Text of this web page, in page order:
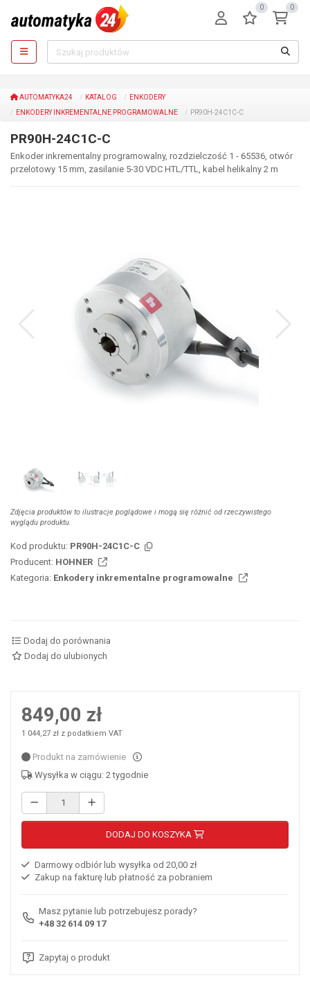
0 0
AUTOMATYKA24 KATALOG
ENKODERY
ENKODERY INKREMENTALNE PROGRAMOWALNE
PR90H-24C1C-C
PR90H-24C1C-C
Enkoder inkrementalny programowalny, rozdzielczość 1 - 65536, otwór
przelotowy 15 mm, zasilanie 5-30 VDC HTL/TTL, kabel helikalny 2 m
Zdjęcia produktów to ilustracje poglądowe i mogą się różnić od rzeczywistego
wyglądu produktu.
Kod produktu: PR90H-24C1C-C
Producent: HOHNER
Kategoria: Enkodery inkrementalne programowalne
Dodaj do porównania
Dodaj do ulubionych
849,00 zł
1 044,27 zł z podatkiem VAT
Produkt na zamówienie
Wysyłka w ciągu: 2 tygodnie
DODAJ DO KOSZYKA
Darmowy odbiór lub wysyłka od 20,00 zł
Zakup na fakturę lub płatność za pobraniem
Masz pytanie lub potrzebujesz porady?
+48 32 614 09 17
Zapytaj o produkt